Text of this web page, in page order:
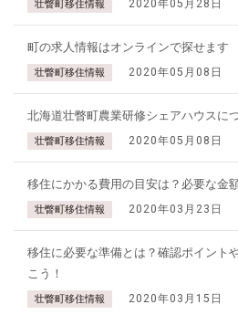
壮瞥町移住情報 2020年05月28日
町の求人情報はオンラインで探せます
壮瞥町移住情報 2020年05月08日
北海道壮瞥町農業研修シェアハウスに
壮瞥町移住情報 2020年05月08日
移住にかかる費用の目安は？必要な金
壮瞥町移住情報 2020年03月23日
移住に必要な準備とは？確認ポイント
こう！
壮瞥町移住情報 2020年03月15日